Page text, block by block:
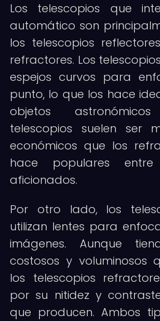
Los telescopios que
automático son
los telescopios
refractores. Los
espejos curvos para
punto, lo que los hace
objetos
telescopios suelen ser
económicos que los
hace populares
aficionados.
Por otro lado, los
utilizan lentes para
imágenes. Aunque
costosos y voluminosos
los telescopios
por su nitidez y
que producen. Ambos